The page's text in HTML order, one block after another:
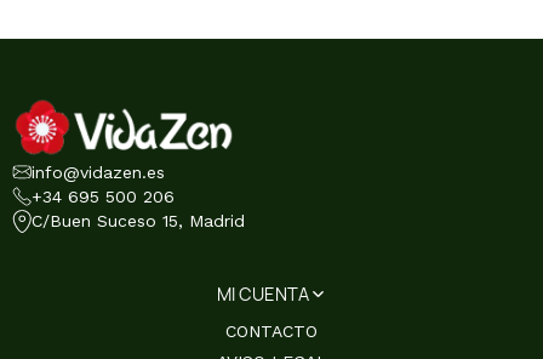
info@vidazen.es
+34 695 500 206
C/Buen Suceso 15, Madrid
MI CUENTA
CONTACTO